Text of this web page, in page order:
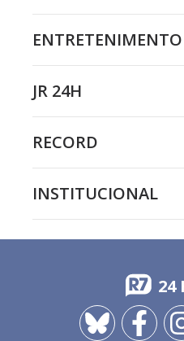
ENTRETENIMENTO
JR 24H
RECORD
INSTITUCIONAL
24